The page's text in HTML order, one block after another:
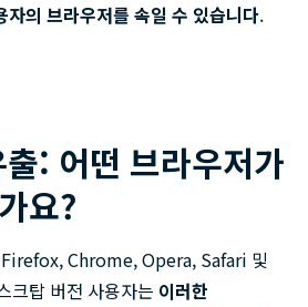
자의 브라우저를 속일 수 있습니다.
: 어떤 브라우저가
요?
Firefox, Chrome, Opera, Safari 및
탑 버전 사용자는 이러한